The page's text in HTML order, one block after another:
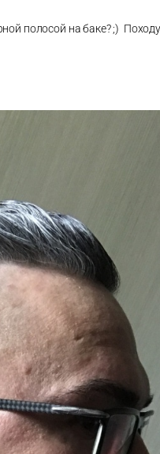
полосой на баке? ;)